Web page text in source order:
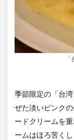
季節限定の「台
ぜた淡いピンク
ードクリームを
ームはほろ苦く